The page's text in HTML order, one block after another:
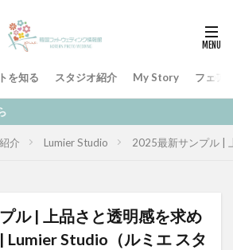
を知る スタジオ紹介 My Story フェア
介 Lumier Studio 2025最新サンプル |
ル | 上品さと透明感を求め
Lumier Studio（ルミエ スタ